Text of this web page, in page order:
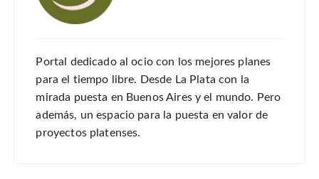
Portal dedicado al ocio con los mejores planes
para el tiempo libre. Desde La Plata con la
mirada puesta en Buenos Aires y el mundo. Pero
además, un espacio para la puesta en valor de
proyectos platenses.